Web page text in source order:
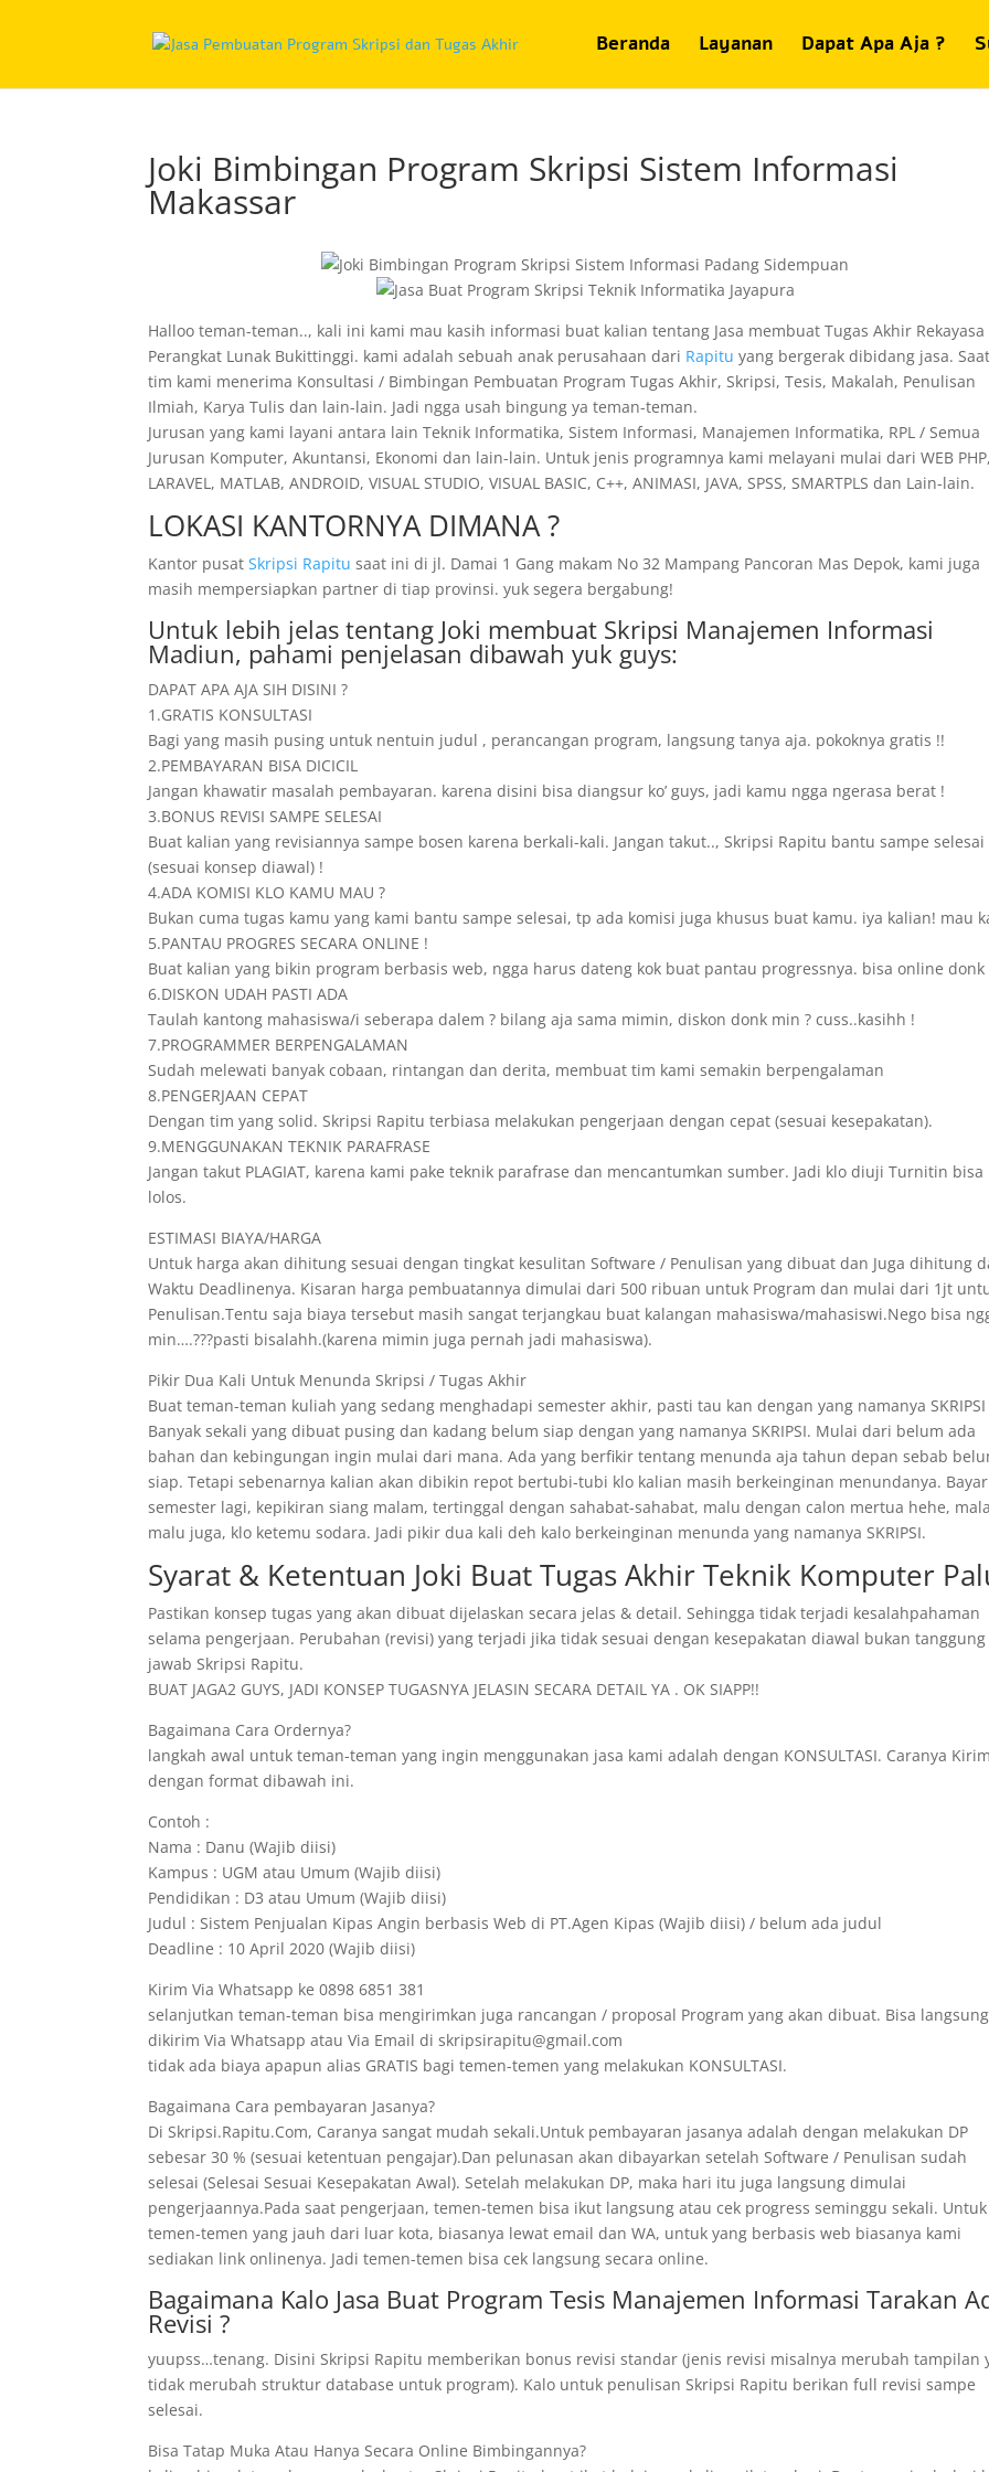
Beranda Layanan Dapat Apa Aja ?
Joki Bimbingan Program Skripsi Sistem Informasi
Makassar
Halloo teman-teman.., kali ini kami mau kasih informasi buat kalian tentang Jasa membuat Tugas Akhir Rekayasa
Perangkat Lunak Bukittinggi. kami adalah sebuah anak perusahaan dari Rapitu yang bergerak dibidang jasa.
tim kami menerima Konsultasi / Bimbingan Pembuatan Program Tugas Akhir, Skripsi, Tesis, Makalah, Penulisan
Ilmiah, Karya Tulis dan lain-lain. Jadi ngga usah bingung ya teman-teman.
Jurusan yang kami layani antara lain Teknik Informatika, Sistem Informasi, Manajemen Informatika, RPL / Semua
Jurusan Komputer, Akuntansi, Ekonomi dan lain-lain. Untuk jenis programnya kami melayani mulai dari WEB
LARAVEL, MATLAB, ANDROID, VISUAL STUDIO, VISUAL BASIC, C++, ANIMASI, JAVA, SPSS, SMARTPLS dan Lain-lain.
LOKASI KANTORNYA DIMANA ?
Kantor pusatSkripsi Rapitu saat ini di jl. Damai 1 Gang makam No 32 Mampang Pancoran Mas Depok, kami juga
masih mempersiapkan partner di tiap provinsi. yuk segera bergabung!
Untuk lebih jelas tentang Joki membuat Skripsi Manajemen Informasi
Madiun, pahami penjelasan dibawah yuk guys:
DAPAT APA AJA SIH DISINI ?
1.GRATIS KONSULTASI
Bagi yang masih pusing untuk nentuin judul , perancangan program, langsung tanya aja. pokoknya gratis !!
2.PEMBAYARAN BISA DICICIL
Jangan khawatir masalah pembayaran. karena disini bisa diangsur ko’ guys, jadi kamu ngga ngerasa berat !
3.BONUS REVISI SAMPE SELESAI
Buat kalian yang revisiannya sampe bosen karena berkali-kali. Jangan takut.., Skripsi Rapitu bantu sampe selesai
(sesuai konsep diawal) !
4.ADA KOMISI KLO KAMU MAU ?
Bukan cuma tugas kamu yang kami bantu sampe selesai, tp ada komisi juga khusus buat kamu. iya kalian! mau
5.PANTAU PROGRES SECARA ONLINE !
Buat kalian yang bikin program berbasis web, ngga harus dateng kok buat pantau progressnya. bisa online donk
6.DISKON UDAH PASTI ADA
Taulah kantong mahasiswa/i seberapa dalem ? bilang aja sama mimin, diskon donk min ? cuss..kasihh !
7.PROGRAMMER BERPENGALAMAN
Sudah melewati banyak cobaan, rintangan dan derita, membuat tim kami semakin berpengalaman
8.PENGERJAAN CEPAT
Dengan tim yang solid. Skripsi Rapitu terbiasa melakukan pengerjaan dengan cepat (sesuai kesepakatan).
9.MENGGUNAKAN TEKNIK PARAFRASE
Jangan takut PLAGIAT, karena kami pake teknik parafrase dan mencantumkan sumber. Jadi klo diuji Turnitin bisa
lolos.
ESTIMASI BIAYA/HARGA
Untuk harga akan dihitung sesuai dengan tingkat kesulitan Software / Penulisan yang dibuat dan Juga dihitung
Waktu Deadlinenya. Kisaran harga pembuatannya dimulai dari 500 ribuan untuk Program dan mulai dari 1jt
Penulisan.Tentu saja biaya tersebut masih sangat terjangkau buat kalangan mahasiswa/mahasiswi.Nego bisa
min….???pasti bisalahh.(karena mimin juga pernah jadi mahasiswa).
Pikir Dua Kali Untuk Menunda Skripsi / Tugas Akhir
Buat teman-teman kuliah yang sedang menghadapi semester akhir, pasti tau kan dengan yang namanya SKRIPSI
Banyak sekali yang dibuat pusing dan kadang belum siap dengan yang namanya SKRIPSI. Mulai dari belum ada
bahan dan kebingungan ingin mulai dari mana. Ada yang berfikir tentang menunda aja tahun depan sebab
siap. Tetapi sebenarnya kalian akan dibikin repot bertubi-tubi klo kalian masih berkeinginan menundanya. Bayar
semester lagi, kepikiran siang malam, tertinggal dengan sahabat-sahabat, malu dengan calon mertua hehe,
malu juga, klo ketemu sodara. Jadi pikir dua kali deh kalo berkeinginan menunda yang namanya SKRIPSI.
Syarat & Ketentuan Joki Buat Tugas Akhir Teknik Komputer
Pastikan konsep tugas yang akan dibuat dijelaskan secara jelas & detail. Sehingga tidak terjadi kesalahpahaman
selama pengerjaan. Perubahan (revisi) yang terjadi jika tidak sesuai dengan kesepakatan diawal bukan tanggung
jawab Skripsi Rapitu.
BUAT JAGA2 GUYS, JADI KONSEP TUGASNYA JELASIN SECARA DETAIL YA . OK SIAPP!!
Bagaimana Cara Ordernya?
langkah awal untuk teman-teman yang ingin menggunakan jasa kami adalah dengan KONSULTASI. Caranya Kirim
dengan format dibawah ini.
Contoh :
Nama : Danu (Wajib diisi)
Kampus : UGM atau Umum (Wajib diisi)
Pendidikan : D3 atau Umum (Wajib diisi)
Judul : Sistem Penjualan Kipas Angin berbasis Web di PT.Agen Kipas (Wajib diisi) / belum ada judul
Deadline : 10 April 2020 (Wajib diisi)
Kirim Via Whatsapp ke 0898 6851 381
selanjutkan teman-teman bisa mengirimkan juga rancangan / proposal Program yang akan dibuat. Bisa langsung
dikirim Via Whatsapp atau Via Email di skripsirapitu@gmail.com
tidak ada biaya apapun alias GRATIS bagi temen-temen yang melakukan KONSULTASI.
Bagaimana Cara pembayaran Jasanya?
Di Skripsi.Rapitu.Com, Caranya sangat mudah sekali.Untuk pembayaran jasanya adalah dengan melakukan DP
sebesar 30 % (sesuai ketentuan pengajar).Dan pelunasan akan dibayarkan setelah Software / Penulisan sudah
selesai (Selesai Sesuai Kesepakatan Awal). Setelah melakukan DP, maka hari itu juga langsung dimulai
pengerjaannya.Pada saat pengerjaan, temen-temen bisa ikut langsung atau cek progress seminggu sekali. Untuk
temen-temen yang jauh dari luar kota, biasanya lewat email dan WA, untuk yang berbasis web biasanya kami
sediakan link onlinenya. Jadi temen-temen bisa cek langsung secara online.
Bagaimana Kalo Jasa Buat Program Tesis Manajemen Informasi Tarakan
Revisi ?
yuupss…tenang. Disini Skripsi Rapitu memberikan bonus revisi standar (jenis revisi misalnya merubah tampilan
tidak merubah struktur database untuk program). Kalo untuk penulisan Skripsi Rapitu berikan full revisi sampe
selesai.
Bisa Tatap Muka Atau Hanya Secara Online Bimbingannya?